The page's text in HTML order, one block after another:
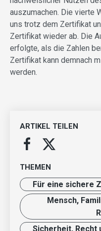
auszumachen. Die vierte
uns trotz dem Zertifikat
Zertifikat wieder ab. Die
erfolgte, als die Zahlen
Zertifikat kann demnach
werden.
ARTIKEL TEILEN
THEMEN
Für eine sichere
Mensch,
Sicherheit, Recht